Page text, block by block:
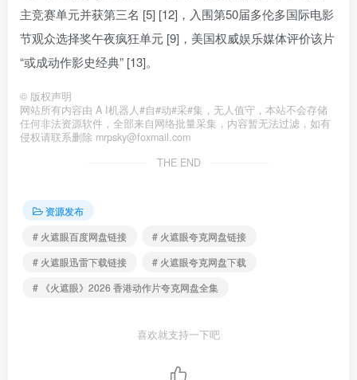
主竞赛单元并获第三名 [5] [12]，入围第50届多伦多国际电影
节观众选择奖午夜疯狂单元 [9]，美国权威娱乐媒体评价该片
“或成动作影史经典” [13]。
© 版权声明
网站所有内容由 A I机器人#自#动#采#集，无人值守，本站不会存储
任何非法资源软件，全部来自网络批量采集，内容暂无法过滤，如有
侵权请联系删除 mrpsky@foxmail.com
THE END
资源发布
# 火遮眼百度网盘链接
# 火遮眼夸克网盘链接
# 火遮眼迅雷下载链接
# 火遮眼夸克网盘下载
# 《火遮眼》2026 香港动作片夸克网盘全集
喜欢就支持一下吧